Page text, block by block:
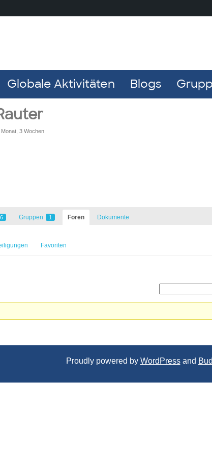
Globale Aktivitäten Blogs
3 Wochen
6 Gruppen 1 Foren Dokumente
Favoriten
Proudly powered by WordPressand